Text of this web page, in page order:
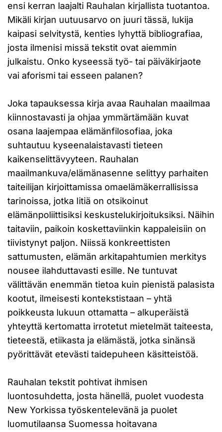
ensi kerran laajalti Rauhalan kirjallista tuotantoa.
Mikäli kirjan uutuusarvo on juuri tässä, lukija
kaipasi selvitystä, kenties lyhyttä bibliografiaa,
josta ilmenisi missä tekstit ovat aiemmin
julkaistu. Onko kyseessä työ- tai päiväkirjaote
vai aforismi tai esseen palanen?
Joka tapauksessa kirja avaa Rauhalan maailmaa
kiinnostavasti ja ohjaa ymmärtämään kuvat
osana laajempaa elämänfilosofiaa, joka
suhtautuu kyseenalaistavasti tieteen
kaikenselittävyyteen. Rauhalan
maailmankuva/elämänasenne selittyy parhaiten
taiteilijan kirjoittamissa omaelämäkerrallisissa
tarinoissa, jotka Iitiä on otsikoinut
elämänpoliittisiksi keskustelukirjoituksiksi. Näihin
taitaviin, paikoin koskettaviinkin kappaleisiin on
tiivistynyt paljon. Niissä konkreettisten
sattumusten, elämän arkitapahtumien merkitys
nousee ilahduttavasti esille. Ne tuntuvat
välittävän enemmän tietoa kuin pienistä palasista
kootut, ilmeisesti kontekstistaan – yhtä
poikkeusta lukuun ottamatta – alkuperäistä
yhteyttä kertomatta irrotetut mietelmät taiteesta,
tieteestä, etiikasta ja elämästä, jotka sinänsä
pyörittävät etevästi taidepuheen käsitteistöä.
Rauhalan tekstit pohtivat ihmisen
luontosuhdetta, josta hänellä, puolet vuodesta
New Yorkissa työskentelevänä ja puolet
luomutilaansa Suomessa hoitavana